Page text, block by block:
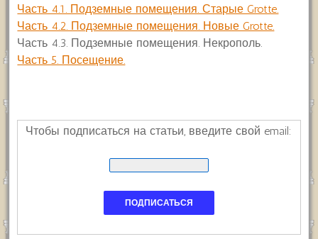
Часть 4.1. Подземные помещения. Старые Grotte.
Часть 4.2. Подземные помещения. Новые Grotte.
Часть 4.3. Подземные помещения. Некрополь.
Часть 5. Посещение.
Чтобы подписаться на статьи, введите свой email: